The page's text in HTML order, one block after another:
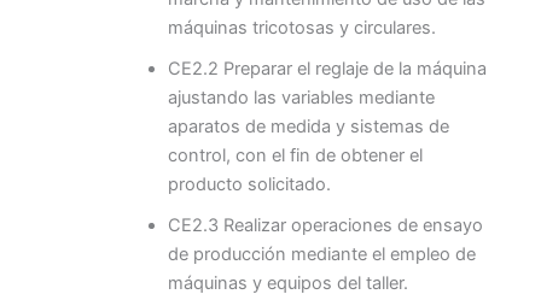
máquinas tricotosas y circulares.
CE2.2 Preparar el reglaje de la máquina
ajustando las variables mediante
aparatos de medida y sistemas de
control, con el fin de obtener el
producto solicitado.
CE2.3 Realizar operaciones de ensayo
de producción mediante el empleo de
máquinas y equipos del taller.